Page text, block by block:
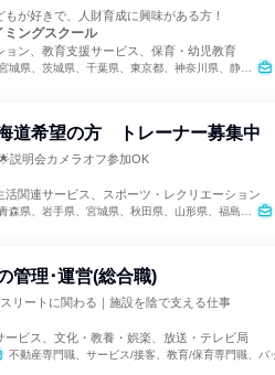
もが好きで、人財育成に興味がある方！
ミングスクール
ョン、教育支援サービス、保育・幼児教育
県、千葉県、東京都、神奈川県、静岡県、愛知県、三重県、京都府、大阪府、兵庫県、奈良県、福岡県
道希望の方 トレーナー募集中
説明会カメラオフ参加OK
活関連サービス、スポーツ・レクリエーション
木県、群馬県、埼玉県、千葉県、東京都、神奈川県、新潟県、富山県、石川県、福井県、山梨県、長野県、岐阜県、静岡県、愛知県、三重県、滋賀県、京都府、大阪府、兵庫県、奈良県、和歌山県、鳥取県、島根県、岡山県、広島県、山口県、徳島県、香川県、愛媛県、高知県、福岡県、佐賀県、長崎県、熊本県、大分県、宮崎県、鹿児島県、沖縄県
管理･運営(総合職)
リートに関わる｜施設を陰で支える仕事
ービス、文化・教養・娯楽、放送・テレビ局
不動産専門職、サービス/接客、教育/保育専門職、バックオフィス・事務・受付、組織運営管理・公